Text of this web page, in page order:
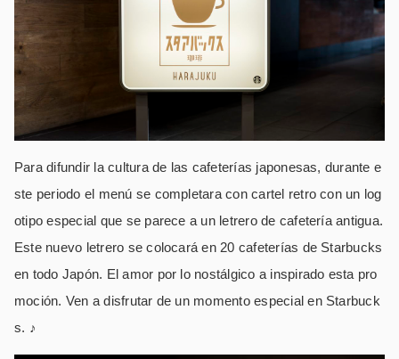
Para difundir la cultura de las cafeterías japonesas, durante e
ste periodo el menú se completara con cartel retro con un log
otipo especial que se parece a un letrero de cafetería antigua.
Este nuevo letrero se colocará en 20 cafeterías de Starbucks
en todo Japón. El amor por lo nostálgico a inspirado esta pro
moción. Ven a disfrutar de un momento especial en Starbuck
s. ♪